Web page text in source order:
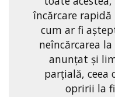
încărcare
cum ar fi
neîncărcarea
anunțat și
parțială, ceea
opririi la